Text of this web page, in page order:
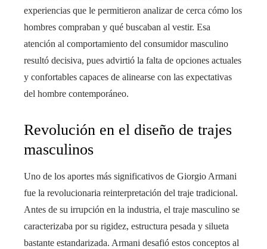
experiencias que le permitieron analizar de cerca cómo los
hombres compraban y qué buscaban al vestir. Esa
atención al comportamiento del consumidor masculino
resultó decisiva, pues advirtió la falta de opciones actuales
y confortables capaces de alinearse con las expectativas
del hombre contemporáneo.
Revolución en el diseño de trajes
masculinos
Uno de los aportes más significativos de Giorgio Armani
fue la revolucionaria reinterpretación del traje tradicional.
Antes de su irrupción en la industria, el traje masculino se
caracterizaba por su rigidez, estructura pesada y silueta
bastante estandarizada. Armani desafió estos conceptos al